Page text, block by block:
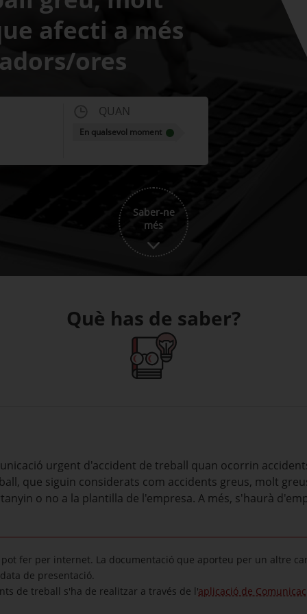
afecti a més
ores
QUAN
En qualsevol moment
Saber-ne
més
Què has de saber?
urgent d'accident de treball quan ocorrin
que siguin considerats com accidents greus, molt
o no a la plantilla de l'empresa. A més, s'haurà
fer per internet. La documentació que aporteu per un altre
de presentació.
de treball s'ha de realitzar a través de l'aplicació de